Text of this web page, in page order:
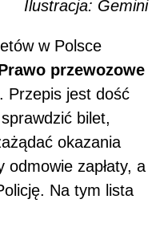
Ilustracja: Gemini
w Polsce
przewozowe
Przepis jest dość
bilet,
okazania
zapłaty, a
Na tym lista